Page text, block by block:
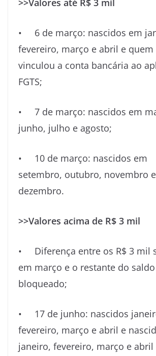
>>Valores até R$ 3 mil
• 6 de março: nascidos em
fevereiro, março e abril e quem
vinculou a conta bancária ao
FGTS;
• 7 de março: nascidos em
junho, julho e agosto;
• 10 de março: nascidos em
setembro, outubro, novembro e
dezembro.
>>Valores acima de R$ 3 mil
• Diferença entre os R$ 3 mil
em março e o restante do saldo
bloqueado;
• 17 de junho: nascidos
fevereiro, março e abril e
janeiro, fevereiro, março e abril